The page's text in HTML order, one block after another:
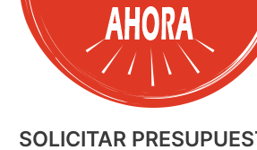
SOLICITAR